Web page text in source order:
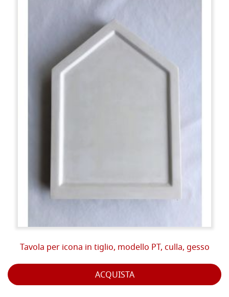
Tavola per icona in tiglio, modello PT, culla, gesso
ACQUISTA